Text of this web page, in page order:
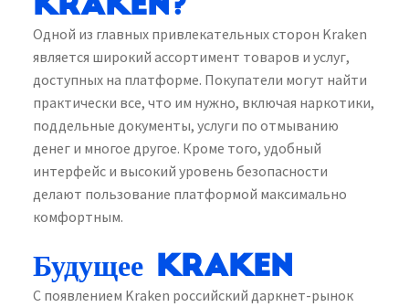
Одной из главных привлекательных сторон Kraken
является широкий ассортимент товаров и услуг,
доступных на платформе. Покупатели могут найти
практически все, что им нужно, включая наркотики,
поддельные документы, услуги по отмыванию
денег и многое другое. Кроме того, удобный
интерфейс и высокий уровень безопасности
делают пользование платформой максимально
комфортным.
Будущее Kraken
С появлением Kraken российский даркнет-рынок